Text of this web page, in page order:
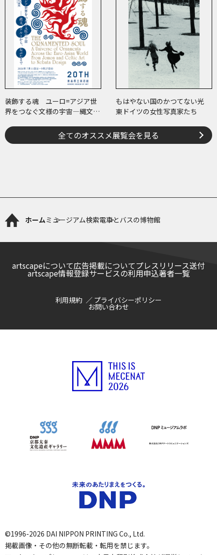
装飾する魂 ユーロ=アジア世
界をつなぐ文様の宇宙―縄文、
もはやない国のかつてない光
東ドイツの女性写真家たち
全てのオススメ展覧会を見る
ホームミュージアム検索電車とバスの博物館
artscapeについて広告掲載についてプレスリリース送付
artscape情報登録サービスの利用申込著者一覧
利用規約 プライバシーポリシー
お問い合わせ
©1996-2026 DAI NIPPON PRINTING Co., Ltd.
掲載画像・その他の無断転載・転用を禁じます。